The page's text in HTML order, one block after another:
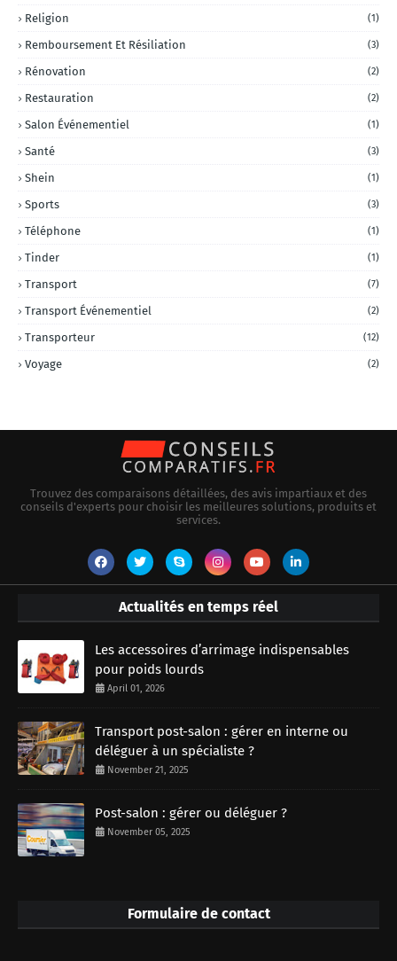
Religion (1)
Remboursement Et Résiliation (3)
Rénovation (2)
Restauration (2)
Salon Événementiel (1)
Santé (3)
Shein (1)
Sports (3)
Téléphone (1)
Tinder (1)
Transport (7)
Transport Événementiel (2)
Transporteur (12)
Voyage (2)
Trouvez des comparaisons détaillées, des avis impartiaux et des
conseils d'experts pour choisir les meilleures solutions, produits et
services.
Actualités en temps réel
Les accessoires d’arrimage indispensables
pour poids lourds
April 01, 2026
Transport post-salon : gérer en interne ou
déléguer à un spécialiste ?
November 21, 2025
Post-salon : gérer ou déléguer ?
November 05, 2025
Formulaire de contact